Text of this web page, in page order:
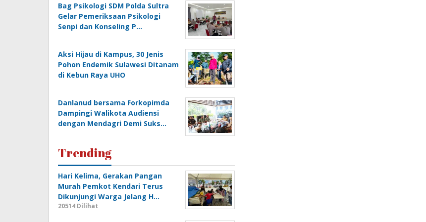
Bag Psikologi SDM Polda Sultra
Gelar Pemeriksaan Psikologi
Senpi dan Konseling P…
‎Aksi Hijau di Kampus, 30 Jenis
Pohon Endemik Sulawesi Ditanam
di Kebun Raya UHO
Danlanud bersama Forkopimda
Dampingi Walikota Audiensi
dengan Mendagri Demi Suks…
Trending
Hari Kelima, Gerakan Pangan
Murah Pemkot Kendari Terus
Dikunjungi Warga Jelang H…
20514 Dilihat